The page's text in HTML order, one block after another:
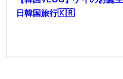
日韓国旅行🇰🇷